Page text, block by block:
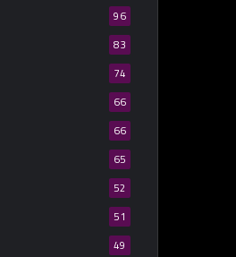
96
83
74
66
66
65
52
51
49